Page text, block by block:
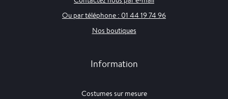
Ou par téléphone : 01 44 19 74 96
Nos boutiques
Information
Costumes sur mesure